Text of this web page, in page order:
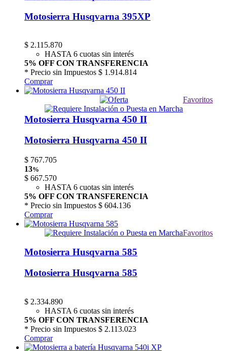
Motosierra Husqvarna 395XP
$ 2.115.870
HASTA 6 cuotas sin interés
5% OFF CON TRANSFERENCIA
* Precio sin Impuestos $ 1.914.814
Comprar
Favoritos
Motosierra Husqvarna 450 II
Motosierra Husqvarna 450 II
$ 767.705
13%
$ 667.570
HASTA 6 cuotas sin interés
5% OFF CON TRANSFERENCIA
* Precio sin Impuestos $ 604.136
Comprar
Favoritos
Motosierra Husqvarna 585
Motosierra Husqvarna 585
$ 2.334.890
HASTA 6 cuotas sin interés
5% OFF CON TRANSFERENCIA
* Precio sin Impuestos $ 2.113.023
Comprar